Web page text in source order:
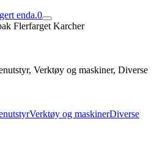
enda.0
Flerfarget Karcher
Verktøy og maskiner, Diverse
Verktøy og maskinerDiverse